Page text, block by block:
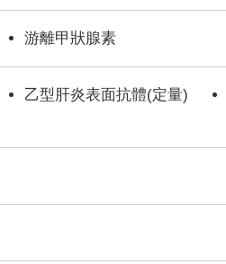
游離甲狀腺素
乙型肝炎表面抗體(定量)